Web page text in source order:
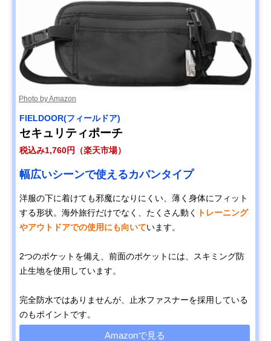
Photo by Amazon
FIELDOOR(フィールドア)
セキュリティポーチ
税込み1,760円（楽天市場）
幅広いシーンで使えるカバンタイプ
洋服の下に着けても邪魔になりにくい、薄く身体にフィット
する形状。海外旅行だけでなく、たくさん動く
トレーニング
やアウトドアでの使用にも向いています。
2つのポケットを備え、前面のポケットには、スキミング防
止生地を使用しています。
完全防水ではありませんが、止水ファスナーを採用している
のもポイントです。
Amazonで見る